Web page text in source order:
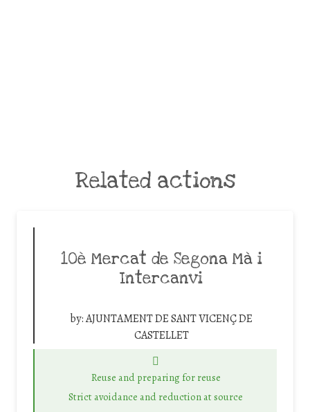
Related actions
10è Mercat de Segona Mà i
Intercanvi
by:AJUNTAMENT DE SANT VICENÇ DE
CASTELLET
Reuse and preparing for reuse
Strict avoidance and reduction at source